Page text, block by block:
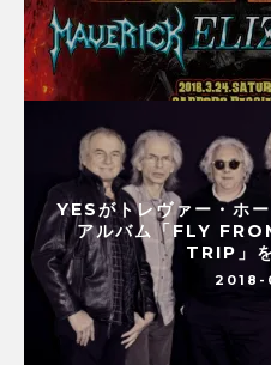
YESがトレヴァー・ホ
アルバム「FLY
TRIP」
2018-